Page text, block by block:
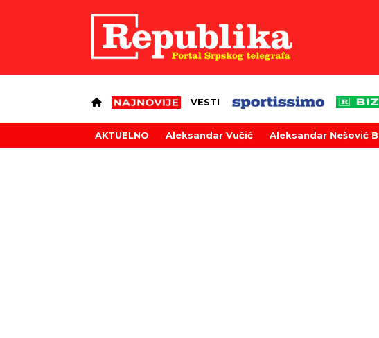
VESTI
AKTUELNO Aleksandar Vučić Aleksandar Nešović